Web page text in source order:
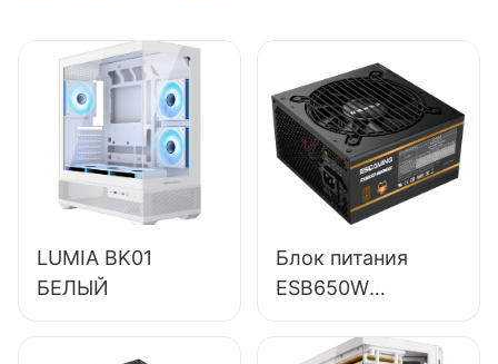
LUMIA BK01
БЕЛЫЙ
Блок питания
ESB650W
ESGAMING 650W
высокого